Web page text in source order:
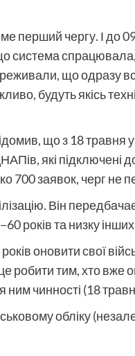
перший чергу. І до
система
що одразу
будуть якісь
що з 18 травня у
які підключені
700 заявок, черг не
Він
років та низку
оновити свої
робити тим, хто вже
ним чинності (18
обліку(